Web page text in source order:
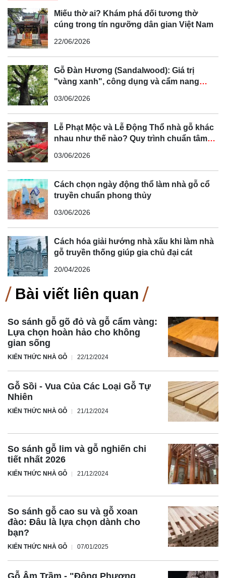
Miếu thờ ai? Khám phá đối tương thờ
cúng trong tín ngưỡng dân gian Việt Nam
22/06/2026
Gỗ Đàn Hương (Sandalwood): Giá trị
"vàng xanh", công dụng và cẩm nang
03/06/2026
Lễ Phạt Mộc và Lễ Động Thổ nhà gỗ khác
nhau như thế nào? Quy trình chuẩn tâm
03/06/2026
Cách chọn ngày động thổ làm nhà gỗ cổ
truyền chuẩn phong thủy
03/06/2026
Cách hóa giải hướng nhà xấu khi làm nhà
gỗ truyền thống giúp gia chủ đại cát
20/04/2026
Bài viết liên quan
So sánh gỗ gõ đỏ và gỗ cẩm vàng:
Lựa chọn hoàn hảo cho không
gian sống
KIẾN THỨC NHÀ GỖ 22/12/2024
Gỗ Sồi - Vua Của Các Loại Gỗ Tự
Nhiên
KIẾN THỨC NHÀ GỖ 21/12/2024
So sánh gỗ lim và gỗ nghiến chi
tiết nhất 2026
KIẾN THỨC NHÀ GỖ 21/12/2024
So sánh gỗ cao su và gỗ xoan
đào: Đâu là lựa chọn dành cho
bạn?
KIẾN THỨC NHÀ GỖ 07/01/2025